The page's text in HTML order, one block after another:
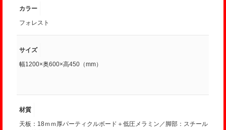
カラー
フォレスト
サイズ
幅1200×奥600×高450（mm）
材質
天板：18ｍｍ厚パーティクルボード＋低圧メラミン／脚部：スチール